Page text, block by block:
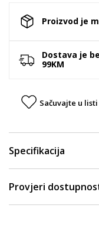
Proizvod je
Dostava je
99KM
Sačuvajte u
Specifikacija
Provjeri